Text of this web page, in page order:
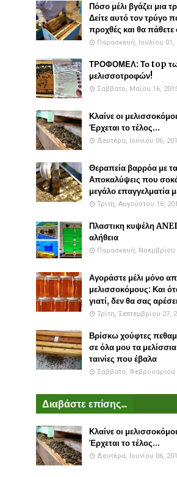
Πόσο μέλι βγάζει μια
Δείτε αυτό τον τρύγο
προχθές και θα
Παρασκευή, Ιουλίου 01,
ΤΡΟΦΟΜΕΛ: Το top
μελισσοτροφών!
Σάββατο, Μαΐου 16,
Κλαίνε οι
Έρχεται το τέλος...
Δευτέρα, Ιουνίου 06,
Θεραπεία βαρρόα με
Αποκαλύψεις που
μεγάλο επαγγελματία
Τρίτη, Αυγούστου 16,
Πλαστικη κυψέλη
αλήθεια
Παρασκευή, Νοεμβρίου
Αγοράστε μέλι μόνο
μελισσοκόμους: Και
γιατί, δεν θα σας
Τρίτη, Σεπτεμβρίου 27,
Βρίσκω χούφτες
σε όλα μου τα
ταινίες που έβαλα
Σάββατο, Φεβρουαρίου
Διαβάστε επίσης...
Κλαίνε οι
Έρχεται το τέλος...
Δευτέρα, Ιουνίου 06,